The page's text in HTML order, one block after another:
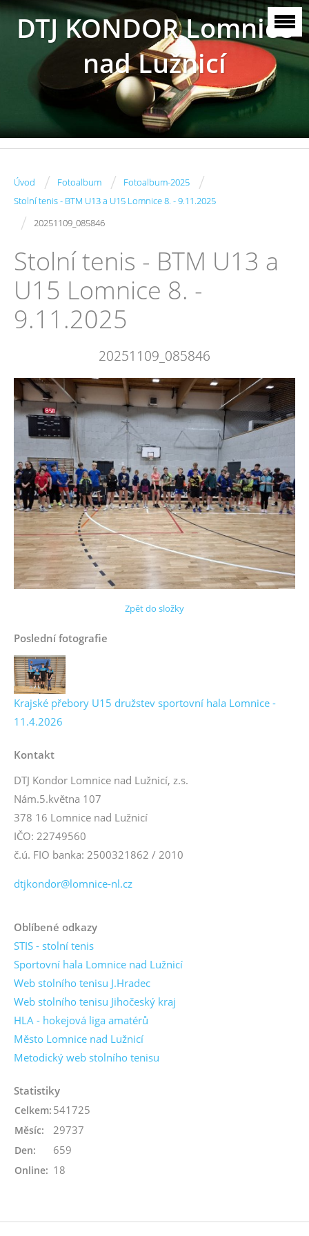
DTJ KONDOR Lomnice
nad Lužnicí
Úvod / Fotoalbum / Fotoalbum-2025 /
Stolní tenis - BTM U13 a U15 Lomnice 8. - 9.11.2025
/ 20251109_085846
Stolní tenis - BTM U13 a
U15 Lomnice 8. -
9.11.2025
20251109_085846
Zpět do složky
Poslední fotografie
Krajské přebory U15 družstev sportovní hala Lomnice -
11.4.2026
Kontakt
DTJ Kondor Lomnice nad Lužnicí, z.s.
Nám.5.května 107
378 16 Lomnice nad Lužnicí
IČO: 22749560
č.ú. FIO banka: 2500321862 / 2010
dtjkondor@lomnice-nl.cz
Oblíbené odkazy
STIS - stolní tenis
Sportovní hala Lomnice nad Lužnicí
Web stolního tenisu J.Hradec
Web stolního tenisu Jihočeský kraj
HLA - hokejová liga amatérů
Město Lomnice nad Lužnicí
Metodický web stolního tenisu
Statistiky
Online: 18
Celkem: 541725
Měsíc: 29737
Den: 659